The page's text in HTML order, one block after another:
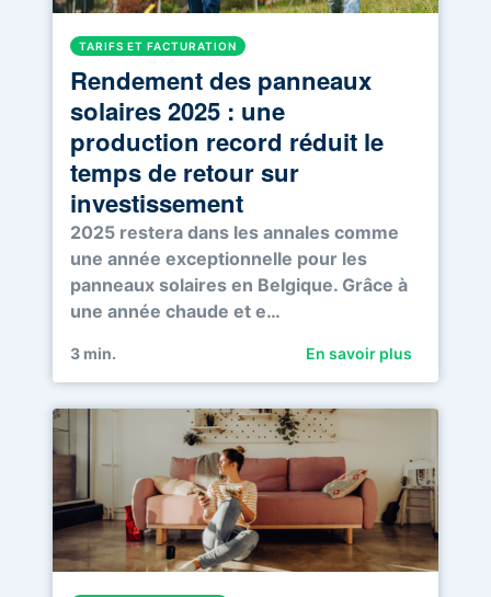
TARIFS ET FACTURATION
Rendement des panneaux
solaires 2025 : une
production record réduit le
temps de retour sur
investissement
2025 restera dans les annales comme
une année exceptionnelle pour les
panneaux solaires en Belgique. Grâce à
une année chaude et e…
3 min. En savoir plus